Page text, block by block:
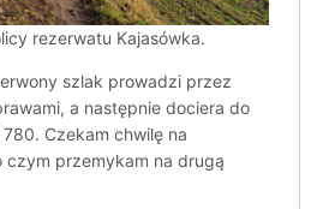
rezerwatu Kajasówka.
szlak prowadzi przez
a następnie dociera do
Czekam chwilę na
czym przemykam na drugą